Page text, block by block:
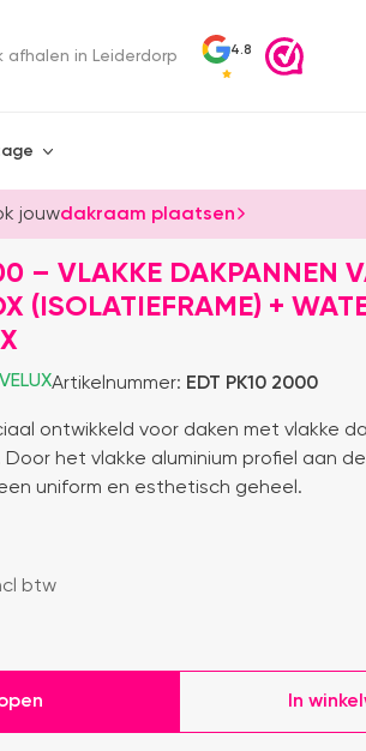
afhalen in Leiderdorp 4.8
jouwdakraam plaatsen
– VLAKKE DAKPANNEN
(ISOLATIEFRAME) +
Artikelnummer: EDT PK10 2000
ontwikkeld voor daken met vlakke
Door het vlakke aluminium profiel aan
uniform en esthetisch geheel.
btw
In